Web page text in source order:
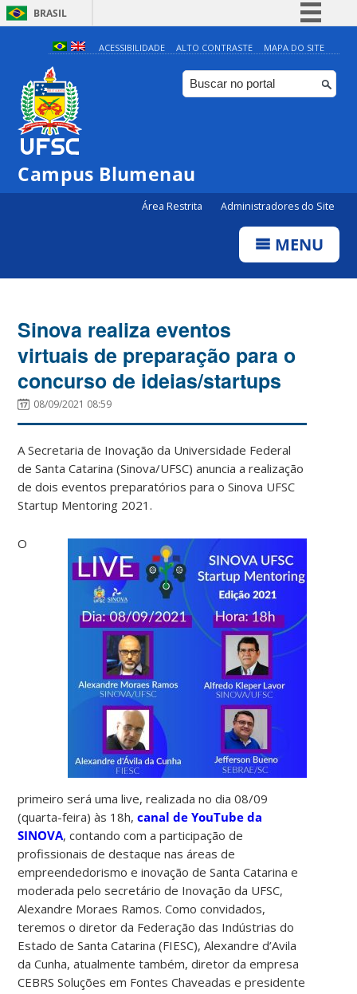
BRASIL
Simplifique!
Comunica BR
Participe
ACESSIBILIDADE ALTO CONTRASTE MAPA DO SITE
Campus Blumenau
Área Restrita Administradores do Site
MENU
Sinova realiza eventos
virtuais de preparação para o
concurso de ideias/startups
08/09/2021 08:59
A Secretaria de Inovação da Universidade Federal
de Santa Catarina (Sinova/UFSC) anuncia a realização
de dois eventos preparatórios para o Sinova UFSC
Startup Mentoring 2021.
O
primeiro será uma live, realizada no dia 08/09
(quarta-feira) às 18h,canal de YouTube da
SINOVA, contando com a participação de
profissionais de destaque nas áreas de
empreendedorismo e inovação de Santa Catarina e
moderada pelo secretário de Inovação da UFSC,
Alexandre Moraes Ramos. Como convidados,
teremos o diretor da Federação das Indústrias do
Estado de Santa Catarina (FIESC), Alexandre d’Avila
da Cunha, atualmente também, diretor da empresa
CEBRS Soluções em Fontes Chaveadas e presidente